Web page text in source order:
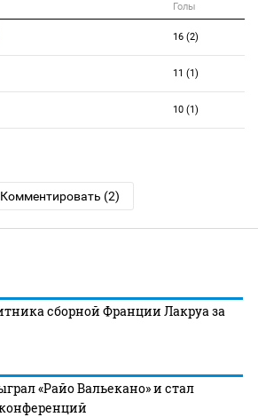
Голы
16 (2)
11 (1)
10 (1)
Комментировать (2)
сборной Франции Лакруа за
«Райо Вальекано» и стал